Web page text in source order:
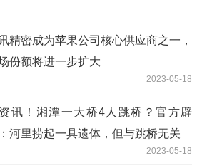
精密成为苹果公司核心供应商之一，
份额将进一步扩大
2023-05-18
讯！湘潭一大桥4人跳桥？官方辟
河里捞起一具遗体，但与跳桥无关
2023-05-18